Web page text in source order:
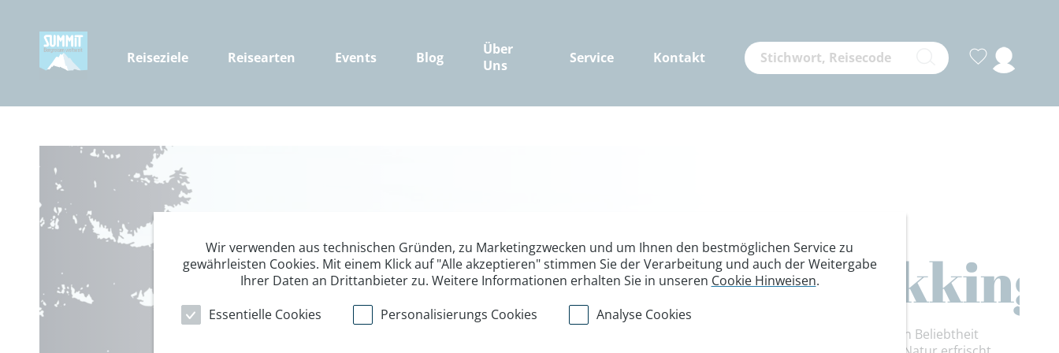
Reiseziele Reisearten Events Blog
Über
Uns
Service Kontakt
Wandern/Trekking
In den letzten Jahren haben Wandern und Trekking extrem an Beliebtheit
Wir verwenden aus technischen Gründen, zu Marketingzwecken und um Ihnen den bestmöglichen Service zu
gewährleisten Cookies. Mit einem Klick auf "Alle akzeptieren" stimmen Sie der Verarbeitung und auch der Weitergabe
Ihrer Daten an Drittanbieter zu. Weitere Informationen erhalten Sie in unseren Cookie Hinweisen.
Essentielle Cookies
Personalisierungs Cookies Analyse Cookies